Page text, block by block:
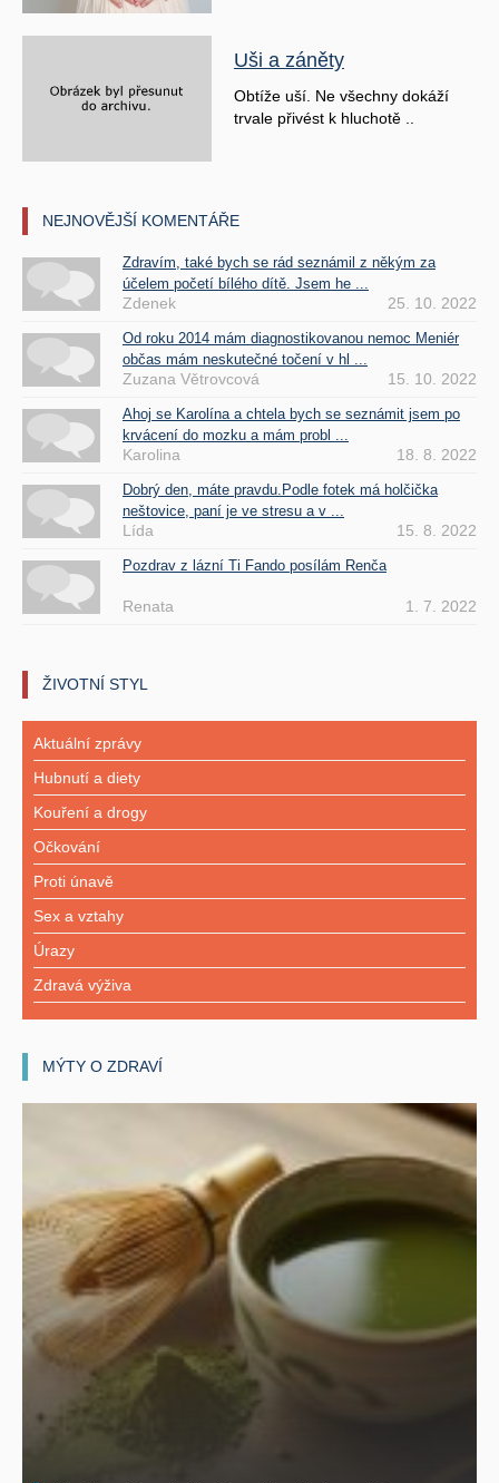
Uši a záněty
Obtíže uší. Ne všechny dokáží
trvale přivést k hluchotě ..
NEJNOVĚJŠÍ KOMENTÁŘE
Zdravím, také bych se rád seznámil z někým za
účelem početí bílého dítě. Jsem he ...
Zdenek 25. 10. 2022
Od roku 2014 mám diagnostikovanou nemoc Meniér
občas mám neskutečné točení v hl ...
Zuzana Větrovcová 15. 10. 2022
Ahoj se Karolína a chtela bych se seznámit jsem po
krvácení do mozku a mám probl ...
Karolina 18. 8. 2022
Dobrý den, máte pravdu.Podle fotek má holčička
neštovice, paní je ve stresu a v ...
Lída 15. 8. 2022
Pozdrav z lázní Ti Fando posílám Renča
Renata 1. 7. 2022
ŽIVOTNÍ STYL
Aktuální zprávy
Hubnutí a diety
Kouření a drogy
Očkování
Proti únavě
Sex a vztahy
Úrazy
Zdravá výživa
MÝTY O ZDRAVÍ